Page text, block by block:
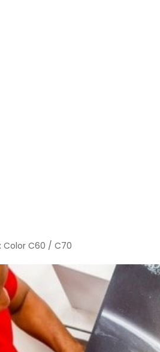
Color C60 / C70